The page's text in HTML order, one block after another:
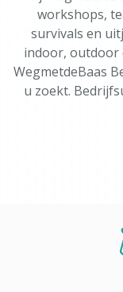
workshops,
survivals en
indoor, outdoor
WegmetdeBaas
u zoekt.